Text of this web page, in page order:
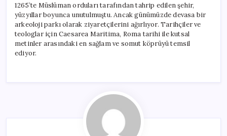
1265’te Müslüman orduları tarafından tahrip edilen şehir,
yüzyıllar boyunca unutulmuştu. Ancak günümüzde devasa bir
arkeoloji parkı olarak ziyaretçilerini ağırlıyor. Tarihçiler ve
teologlar için Caesarea Maritima, Roma tarihi ile kutsal
metinler arasındaki en sağlam ve somut köprüyü temsil
ediyor.